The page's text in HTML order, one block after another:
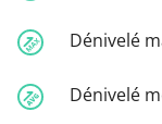
Dénivelé
Dénivelé